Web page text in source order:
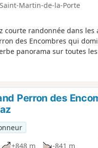
Martin-de-la-Porte
courte randonnée dans
des Encombres qui
panorama sur toutes
et panneaux.
Perron des
+848 m
-841 m